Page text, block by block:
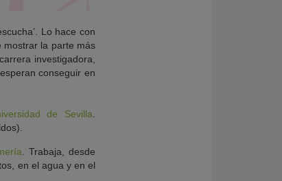
’. Lo hace con
mostrar la parte más
investigadora,
conseguir en
de Sevilla
.Trabaja, desde
en el agua y en el